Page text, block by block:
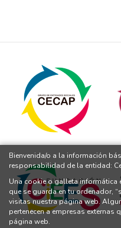
Bienvenida/o a la información
responsabilidad de la entidad:
Una cookie o galleta informática
que se guarda en tu ordenador,
visitas nuestra página web.
pertenecen a empresas externas
página web.